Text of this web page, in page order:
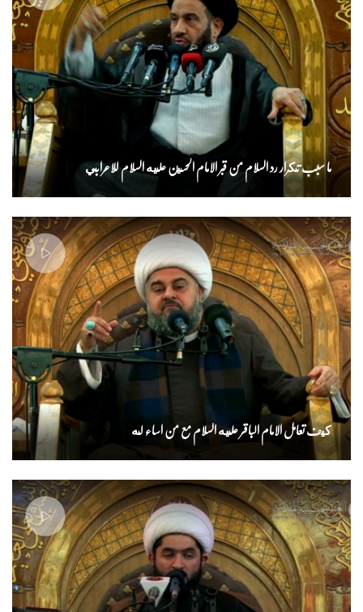
ما سبب تكرار رد السلام من قبر الامام الحسين عليه السلام للاعرابي
كيف تعامل الامام الباقر عليه السلام مع من اساء له